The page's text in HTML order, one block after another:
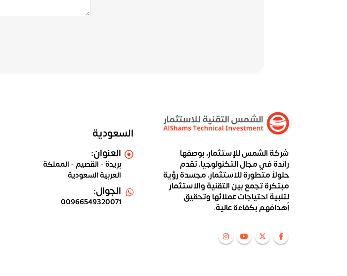
شركة الشمس للإستثمار، بوصفها
رائدة في مجال التكنولوجيا، تقدم
حلولاً متطورة للاستثمار، مجسدة رؤية
مبتكرة تجمع بين التقنية والاستثمار
لتلبية احتياجات عملائها وتحقيق
أهدافهم بكفاءة عالية.
السعودية
العنوان:
بريدة - القصيم - المملكة
العربية السعودية
الجوال:
00966549320071